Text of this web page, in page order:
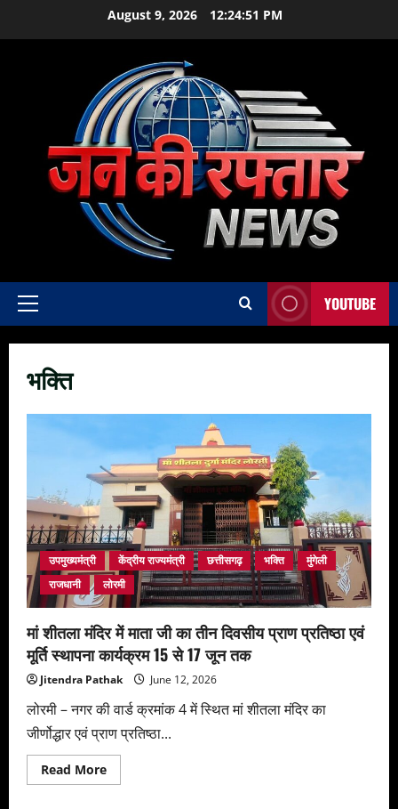
to
August 9, 2026 12:24:53 PM
Primary
YOUTUBE
भक्ति
उपमुख्यमंत्री केंद्रीय राज्यमंत्री छत्तीसगढ़ भक्ति
मुंगेली
राजधानी
लोरमी
मां शीतला मंदिर में माता जी का तीन दिवसीय प्राण प्रतिष्ठा एवं
मूर्ति स्थापना कार्यक्रम 15 से 17 जून तक
Jitendra Pathak June 12, 2026
लोरमी – नगर की वार्ड क्रमांक 4 में स्थित मां शीतला मंदिर का
जीर्णोद्धार एवं प्राण प्रतिष्ठा...
Read MoreRead
more